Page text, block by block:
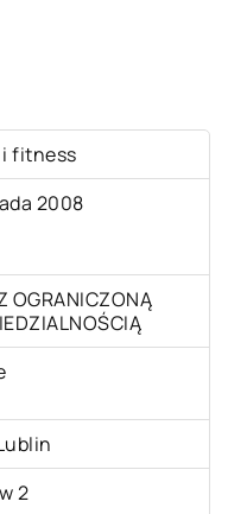
fitness
2008
OGRANICZONĄ
2